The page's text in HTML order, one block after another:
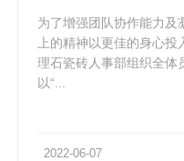
为了增强团队协作能力及
上的精神以更佳的身心
理石瓷砖人事部组织全体
以“...
2022-06-07